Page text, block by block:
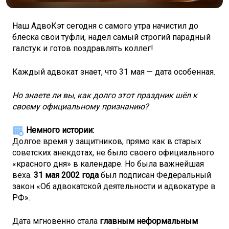
Наш АдвоКэт сегодня с самого утра начистил до
блеска свои туфли, надел самый строгий парадный
галстук и готов поздравлять коллег!
Каждый адвокат знает, что 31 мая — дата особенная.
Но знаете ли вы, как долго этот праздник шёл к
своему официальному признанию?
Немного истории:
Долгое время у защитников, прямо как в старых
советских анекдотах, не было своего официального
«красного дня» в календаре. Но была важнейшая
веха. 31 мая 2002 года был подписан Федеральный
закон «Об адвокатской деятельности и адвокатуре в
РФ».
Дата мгновенно стала главным неформальным